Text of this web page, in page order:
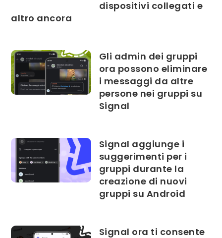
dispositivi collegati e
altro ancora
Gli admin dei gruppi
ora possono eliminare
i messaggi da altre
persone nei gruppi su
Signal
Signal aggiunge i
suggerimenti per i
gruppi durante la
creazione di nuovi
gruppi su Android
Signal ora ti consente